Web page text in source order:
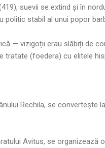
suevii se extind și în
politic stabil al unui popor
— vizigoții erau slăbiți de
tratate (foedera) cu elitele
Rechila, se convertește
Avitus, se organizează